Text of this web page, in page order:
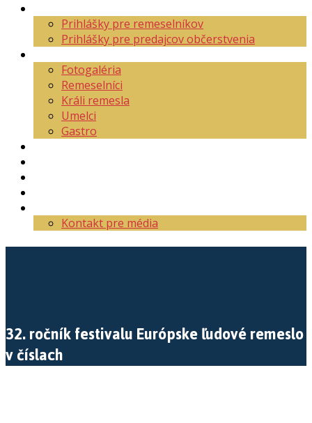
Prihlášky pre remeselníkov
Prihlášky pre predajcov občerstvenia
Fotogaléria
Remeselníci
Králi remesla
Umelci
Gastro
Kontakt pre média
32. ročník festivalu Európske ľudové remeslo
v číslach